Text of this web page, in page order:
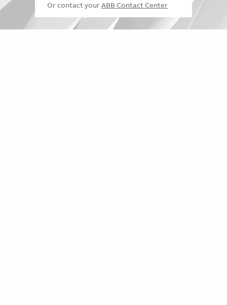
Or contact your ABB Contact Center